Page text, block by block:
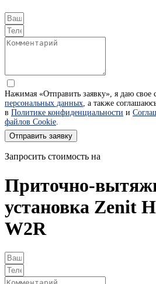
Нажимая «Отправить заявку», я даю свое
персональных данных, а также
в Политике конфиденциальности и
файлов Cookie.
Отправить заявку
Запросить стоимость на
Приточно-
установка Zenit
W2R